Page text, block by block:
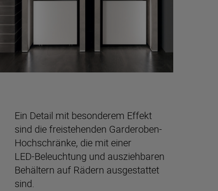
Ein Detail mit besonderem Effekt
sind die freistehenden Garderoben-
Hochschränke, die mit einer
LED-Beleuchtung und ausziehbaren
Behältern auf Rädern ausgestattet
sind.